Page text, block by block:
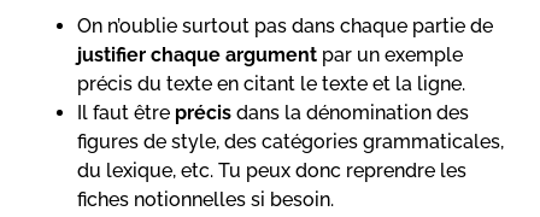
On n’oublie surtout pas dans chaque partie de
justifier chaque argument par un exemple
précis du texte en citant le texte et la ligne.
Il faut être précis dans la dénomination des
figures de style, des catégories grammaticales,
du lexique, etc. Tu peux donc reprendre les
fiches notionnelles si besoin.